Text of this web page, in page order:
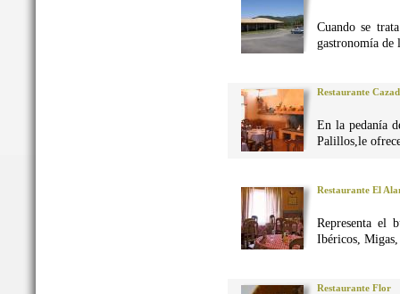
Cuando se
gastronomía de
Restaurante
En la pedanía
Palillos,le
Restaurante El
Representa el
Ibéricos, Migas,
Restaurante Flor